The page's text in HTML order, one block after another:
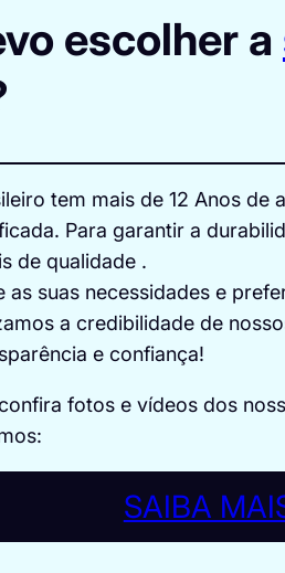
escolher a
tem mais de 12 Anos de
Para garantir a
de qualidade .
as suas necessidades e
a credibilidade de
e confiança!
fotos e vídeos dos
SAIBA